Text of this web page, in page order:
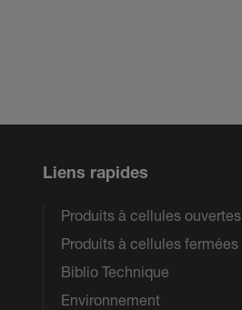
Liens rapides
Produits à cellules ouvertes
Produits à cellules fermées
Biblio Technique
Environnement